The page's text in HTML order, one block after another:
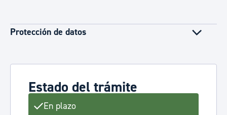
Protección de datos
Estado del trámite
En plazo